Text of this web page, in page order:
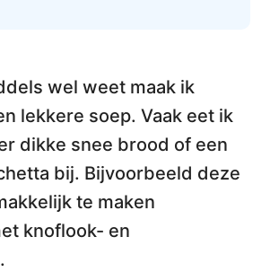
wel weet maak ik
lekkere soep. Vaak eet ik
dikke snee brood of een
bij. Bijvoorbeeld deze
te maken
knoflook- en
.